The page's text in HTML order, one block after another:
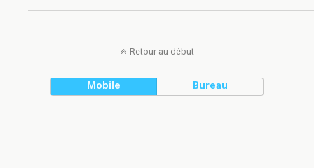
Retour au début
Mobile Bureau